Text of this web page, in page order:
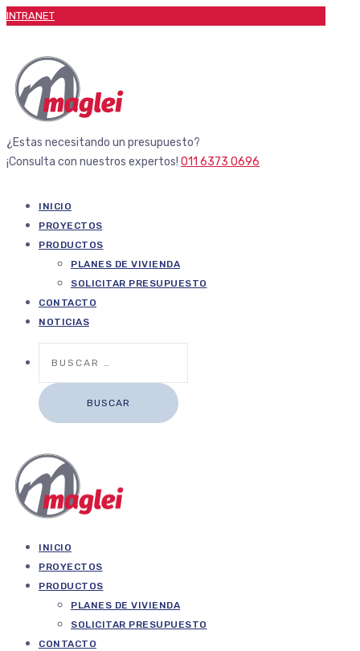
INTRANET
¿Estas necesitando un presupuesto?
¡Consulta con nuestros expertos! 011 6373 0696
INICIO
PROYECTOS
PRODUCTOS
PLANES DE VIVIENDA
SOLICITAR PRESUPUESTO
CONTACTO
NOTICIAS
INICIO
PROYECTOS
PRODUCTOS
PLANES DE VIVIENDA
SOLICITAR PRESUPUESTO
CONTACTO